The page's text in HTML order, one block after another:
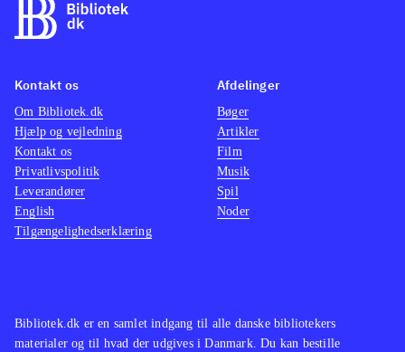
Bibliotek.dk er en samlet indgang til alle danske bibliotekers
materialer og til hvad der udgives i Danmark. Du kan bestille
Kontakt os
Om Bibliotek.dk
Hjælp og vejledning
Kontakt os
Privatlivspolitik
Leverandører
English
Tilgængelighedserklæring
Afdelinger
Bøger
Artikler
Film
Musik
Spil
Noder